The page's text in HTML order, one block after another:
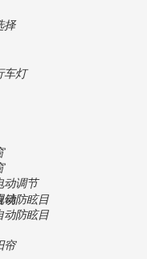
择
车灯
动调节
动防眩目
镜
动防眩目
帘